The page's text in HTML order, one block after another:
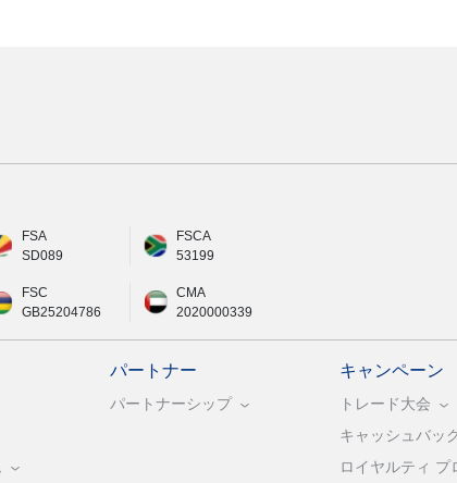
FSA
SD089
FSCA
53199
FSC
GB25204786
CMA
2020000339
パートナー
パートナーシップ
キャンペーン
トレード大会
キャッシュバッ
ロイヤルティ プ